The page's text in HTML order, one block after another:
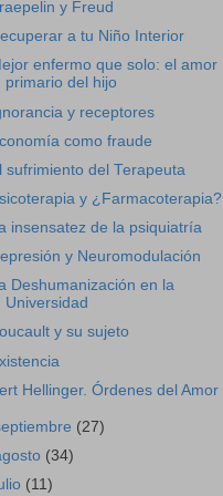
y Freud
a tu Niño Interior
enfermo que solo: el amor
primario del hijo
y receptores
como fraude
sufrimiento del Terapeuta
y ¿Farmacoterapia?
insensatez de la psiquiatría
y Neuromodulación
Deshumanización en la
Universidad
y su sujeto
Hellinger. Órdenes del Amor
(27)
(34)
(11)